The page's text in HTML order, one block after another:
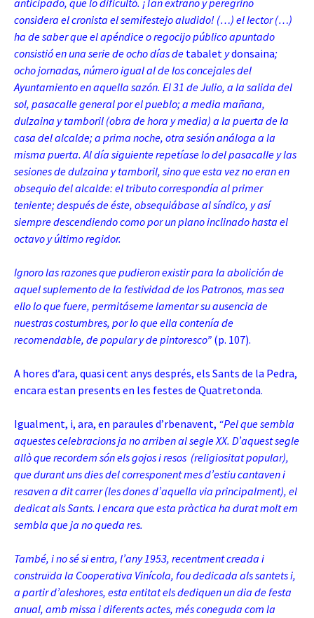
anticipado, que lo dificultó. ¡Tan extraño y peregrino
considera el cronista el semifestejo aludido! (…) el lector (…)
ha de saber que el apéndice o regocijo público apuntado
consistió en una serie de ocho días de tabalet ydonsaina;
ocho jornadas, número igual al de los concejales del
Ayuntamiento en aquella sazón. El 31 de Julio, a la salida del
sol, pasacalle general por el pueblo; a media mañana,
dulzaina y tamboril (obra de hora y media) a la puerta de la
casa del alcalde; a prima noche, otra sesión análoga a la
misma puerta. Al día siguiente repetíase lo del pasacalle y las
sesiones de dulzaina y tamboril, sino que esta vez no eran en
obsequio del alcalde: el tributo correspondía al primer
teniente; después de éste, obsequiábase al síndico, y así
siempre descendiendo como por un plano inclinado hasta el
octavo y último regidor.
Ignoro las razones que pudieron existir para la abolición de
aquel suplemento de la festividad de los Patronos, mas sea
ello lo que fuere, permitáseme lamentar su ausencia de
nuestras costumbres, por lo que ella contenía de
recomendable, de popular y de pintoresco” (p. 107).
A hores d’ara, quasi cent anys després, els Sants de la Pedra,
encara estan presents en les festes de Quatretonda.
Igualment, i, ara, en paraules d’rbenavent, “Pel que sembla
aquestes celebracions ja no arriben al segle XX. D’aquest segle
allò que recordem són els gojos i resos (religiositat popular),
que durant uns dies del corresponent mes d’estiu cantaven i
resaven a dit carrer (les dones d’aquella via principalment), el
dedicat als Sants. I encara que esta pràctica ha durat molt em
sembla que ja no queda res.
També, i no sé si entra, l’any 1953, recentment creada i
construïda la Cooperativa Vinícola, fou dedicada als santets i,
a partir d’aleshores, esta entitat els dediquen un dia de festa
anual, amb missa i diferents actes, més coneguda com la